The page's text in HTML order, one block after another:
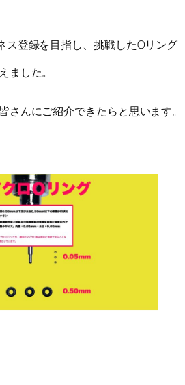
ス登録を目指し、挑戦したOリング
ました。
さんにご紹介できたらと思います。